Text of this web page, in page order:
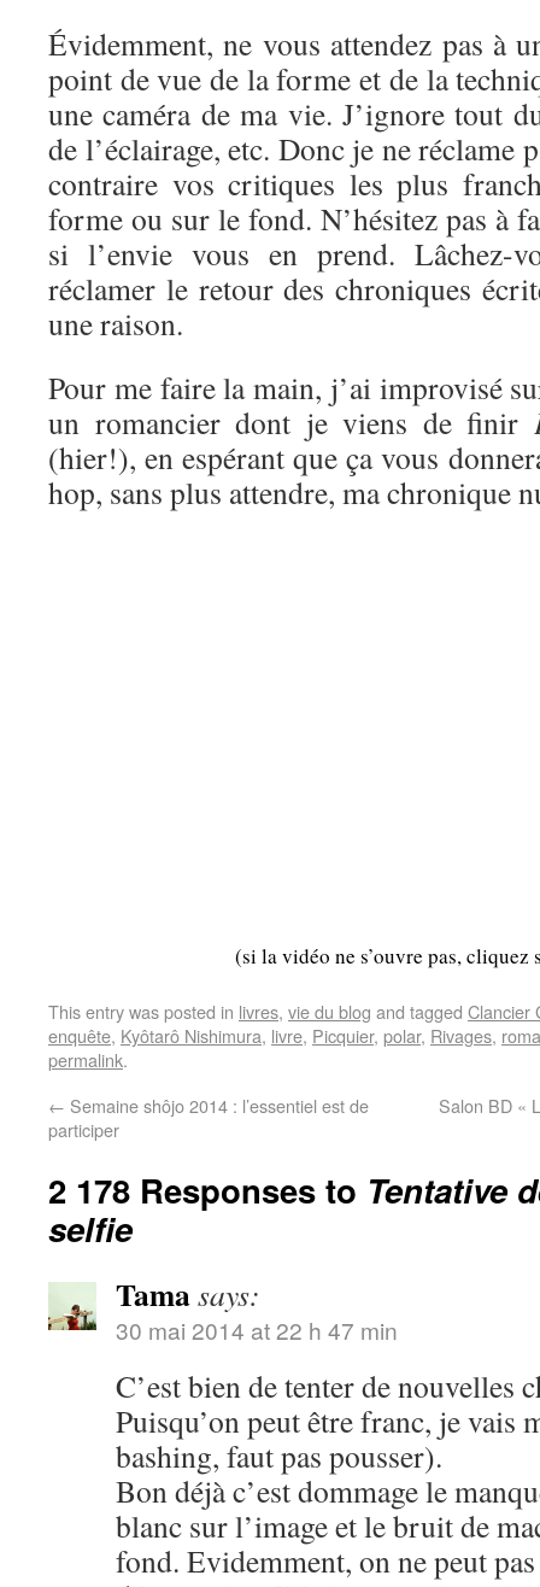
Évidemment, ne vous attendez pas à
point de vue de la forme et de la
une caméra de ma vie. J’ignore tout
de l’éclairage, etc. Donc je ne réclame
contraire vos critiques les plus
forme ou sur le fond. N’hésitez pas à
si l’envie vous en prend. Lâchez-
réclamer le retour des chroniques
une raison.
Pour me faire la main, j’ai improvisé
un romancier dont je viens de finir
(hier!), en espérant que ça vous
hop, sans plus attendre, ma chronique
(si la vidéo ne s’ouvre pas, cliquez
This entry was posted in livres, vie du blog and tagged Clancier
enquête, Kyôtarô Nishimura, livre, Picquier, polar, Rivages,
permalink.
← Semaine shôjo 2014 : l’essentiel est de
participer
Salon BD «
2 178 Responses to Tentative
selfie
Tamasays:
30 mai 2014 at 22 h 47 min
C’est bien de tenter de nouvelles
Puisqu’on peut être franc, je vais
bashing, faut pas pousser).
Bon déjà c’est dommage le
blanc sur l’image et le bruit de
fond. Evidemment, on ne peut